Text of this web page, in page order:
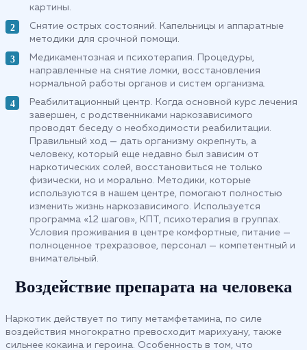
картины.
Снятие острых состояний. Капельницы и аппаратные
методики для срочной помощи.
Медикаментозная и психотерапия. Процедуры,
направленные на снятие ломки, восстановления
нормальной работы органов и систем организма.
Реабилитационный центр. Когда основной курс лечения
завершен, с родственниками наркозависимого
проводят беседу о необходимости реабилитации.
Правильный ход — дать организму окрепнуть, а
человеку, который еще недавно был зависим от
наркотических солей, восстановиться не только
физически, но и морально. Методики, которые
используются в нашем центре, помогают полностью
изменить жизнь наркозависимого. Используется
программа «12 шагов», КПТ, психотерапия в группах.
Условия проживания в центре комфортные, питание —
полноценное трехразовое, персонал — компетентный и
внимательный.
Воздействие препарата на человека
Наркотик действует по типу метамфетамина, по силе
воздействия многократно превосходит марихуану, также
сильнее кокаина и героина. Особенность в том, что